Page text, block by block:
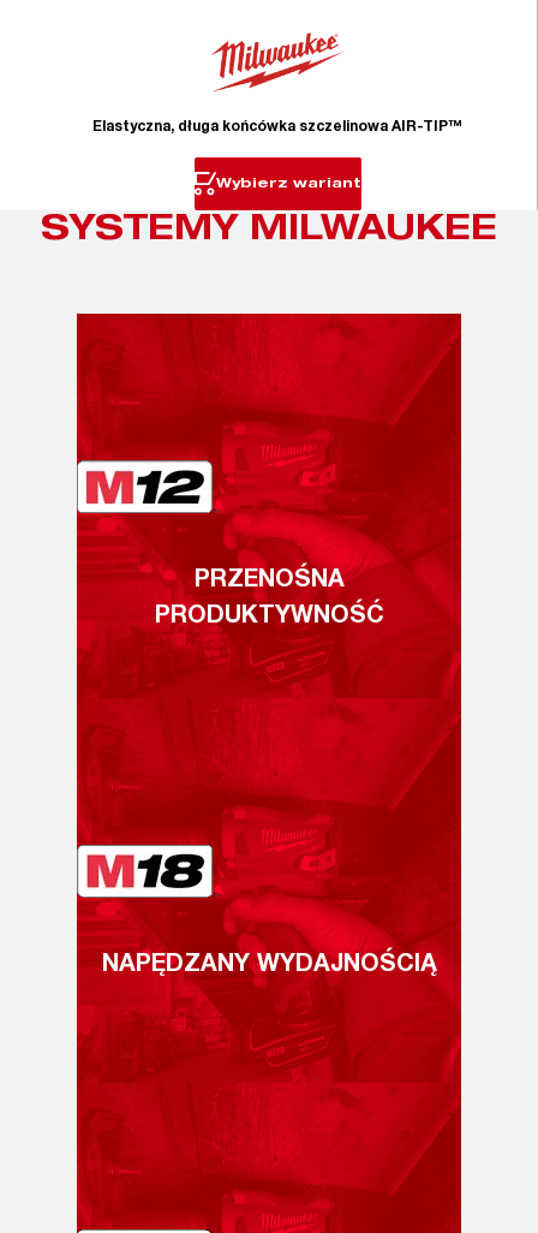
Elastyczna, długa końcówka szczelinowa AIR-TIP™
Wybierz wariant
SYSTEMY MILWAUKEE
PRZENOŚNA
PRODUKTYWNOŚĆ
NAPĘDZANY WYDAJNOŚCIĄ